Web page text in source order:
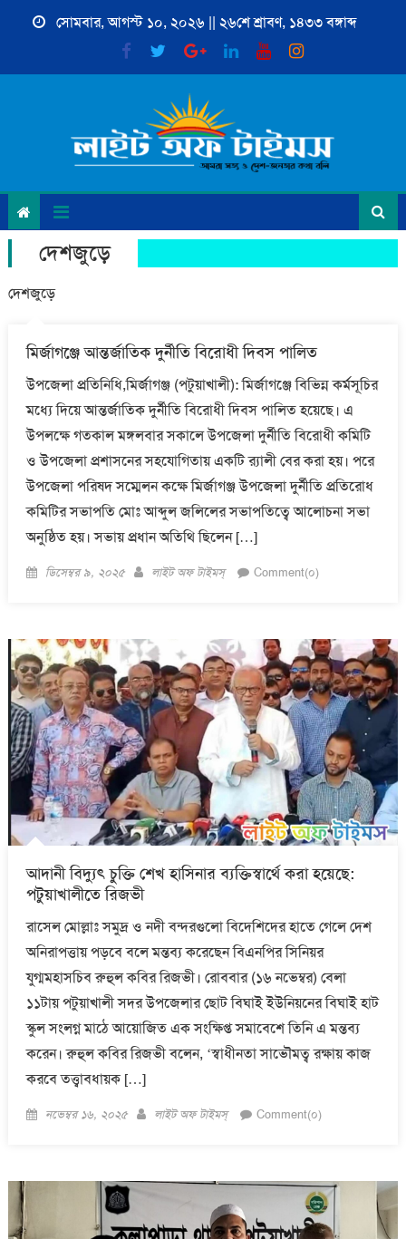
সোমবার, আগস্ট ১০, ২০২৬ || ২৬শে শ্রাবণ, ১৪৩৩ বঙ্গাব্দ
দেশজুড়ে
দেশজুড়ে
মির্জাগঞ্জে আন্তর্জাতিক দুর্নীতি বিরোধী দিবস পালিত
উপজেলা প্রতিনিধি,মির্জাগঞ্জ (পটুয়াখালী): মির্জাগঞ্জে বিভিন্ন কর্মসূচির
মধ্যে দিয়ে আন্তর্জাতিক দুর্নীতি বিরোধী দিবস পালিত হয়েছে। এ
উপলক্ষে গতকাল মঙ্গলবার সকালে উপজেলা দুর্নীতি বিরোধী কমিটি
ও উপজেলা প্রশাসনের সহযোগিতায় একটি র‍্যালী বের করা হয়। পরে
উপজেলা পরিষদ সম্মেলন কক্ষে মির্জাগঞ্জ উপজেলা দুর্নীতি প্রতিরোধ
কমিটির সভাপতি মোঃ আব্দুল জলিলের সভাপতিত্বে আলোচনা সভা
অনুষ্ঠিত হয়। সভায় প্রধান অতিথি ছিলেন […]
Posted
ডিসেম্বর ৯, ২০২৫ Author
লাইট অফ টাইমস্ Comment(০)
আদানী বিদ্যুৎ চুক্তি শেখ হাসিনার ব্যক্তিস্বার্থে করা হয়েছে:
পটুয়াখালীতে রিজভী
রাসেল মোল্লাঃ সমুদ্র ও নদী বন্দরগুলো বিদেশিদের হাতে গেলে দেশ
অনিরাপত্তায় পড়বে বলে মন্তব্য করেছেন বিএনপির সিনিয়র
যুগ্মমহাসচিব রুহুল কবির রিজভী। রোববার (১৬ নভেম্বর) বেলা
১১টায় পটুয়াখালী সদর উপজেলার ছোট বিঘাই ইউনিয়নের বিঘাই হাট
স্কুল সংলগ্ন মাঠে আয়োজিত এক সংক্ষিপ্ত সমাবেশে তিনি এ মন্তব্য
করেন। রুহুল কবির রিজভী বলেন, ‘স্বাধীনতা সাভৌমত্ব রক্ষায় কাজ
করবে তত্ত্বাবধায়ক […]
Posted
নভেম্বর ১৬, ২০২৫ Author
লাইট অফ টাইমস্ Comment(০)